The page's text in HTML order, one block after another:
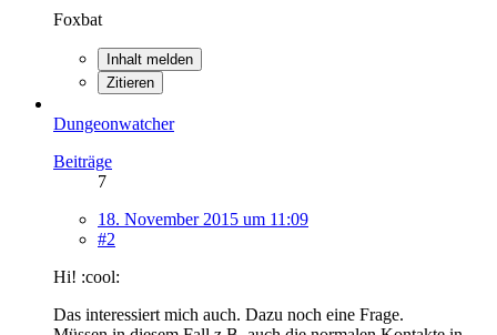
Foxbat
Inhalt melden
Zitieren
Dungeonwatcher
Beiträge
7
18. November 2015 um 11:09
#2
Hi! :cool:
Das interessiert mich auch. Dazu noch eine Frage.